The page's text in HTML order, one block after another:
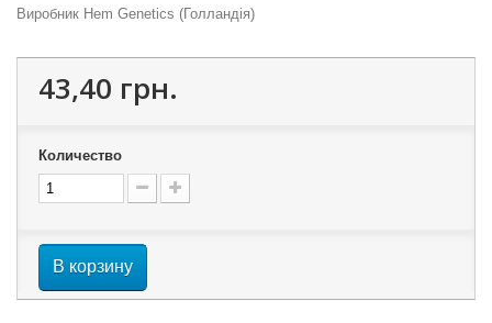
Виробник Hem Genetics (Голландія)
43,40 грн.
Количество
В корзину